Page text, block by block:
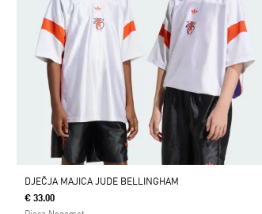
DJEČJA MAJICA JUDE BELLINGHAM
€ 33.00